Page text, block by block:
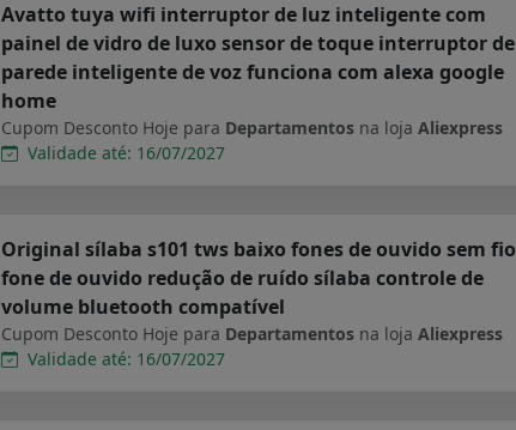
Avatto tuya wifi interruptor de luz inteligente com
painel de vidro de luxo sensor de toque interruptor de
parede inteligente de voz funciona com alexa google
home
Cupom Desconto Hoje para Departamentos na loja Aliexpress
Validade até: 16/07/2027
Original sílaba s101 tws baixo fones de ouvido sem fio
fone de ouvido redução de ruído sílaba controle de
volume bluetooth compatível
Cupom Desconto Hoje para Departamentos na loja Aliexpress
Validade até: 16/07/2027